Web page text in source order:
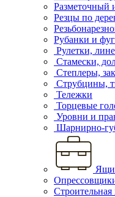
Разметочный
Резцы по
Рубанки и
Рулетки,
Стамески,
Степлеры,
Струбцины,
Тележки
Торцевые
Уровни и
Шарнирно-